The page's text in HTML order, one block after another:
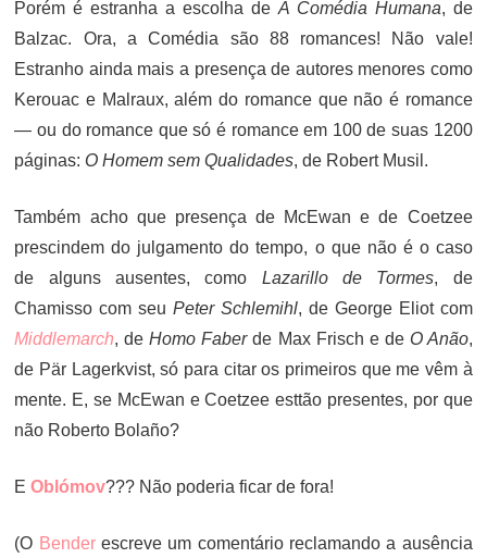
Porém é estranha a escolha de A Comédia Humana, de
Balzac. Ora, a Comédia são 88 romances! Não vale!
Estranho ainda mais a presença de autores menores como
Kerouac e Malraux, além do romance que não é romance
— ou do romance que só é romance em 100 de suas 1200
páginas: O Homem sem Qualidades, de Robert Musil.
Também acho que presença de McEwan e de Coetzee
prescindem do julgamento do tempo, o que não é o caso
de alguns ausentes, como Lazarillo de Tormes, de
Chamisso com seuPeter Schlemihl, de George Eliot com
Middlemarch, deHomo Faberde Max Frisch e de O Anão,
de Pär Lagerkvist, só para citar os primeiros que me vêm à
mente. E, se McEwan e Coetzee esttão presentes, por que
não Roberto Bolaño?
EOblómov??? Não poderia ficar de fora!
(O Benderescreve um comentário reclamando a ausência